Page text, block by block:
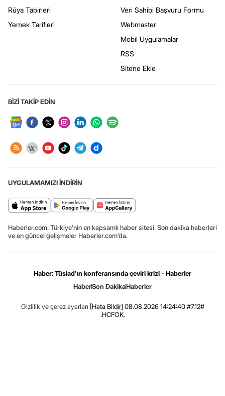
Rüya Tabirleri
Yemek Tarifleri
Veri Sahibi Başvuru Formu
Webmaster
Mobil Uygulamalar
RSS
Sitene Ekle
BİZİ TAKİP EDİN
UYGULAMAMIZI İNDİRİN
Haberler.com: Türkiye’nin en kapsamlı haber sitesi. Son dakika haberleri
ve en güncel gelişmeler Haberler.com’da.
Haber: Tüsiad'ın konferansında çeviri krizi - Haberler
HaberSon DakikaHaberler
Gizlilik ve çerez ayarları [Hata Bildir] 08.08.2026 14:24:40 #7.12#
.HCFOK.